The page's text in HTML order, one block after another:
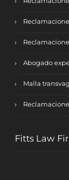
Abogado
Malla
Fitts Law